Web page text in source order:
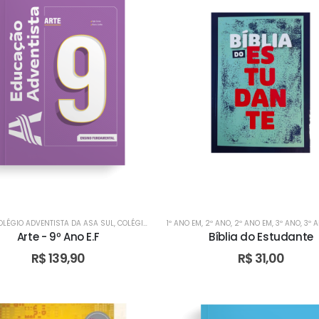
ADVENTISTA DA ASA SUL, COLÉGIO ADVENTISTA DE ÁGUAS CLARAS ,COLÉGIO
Arte - 9º Ano E.F
R$139,90
1º ANO EM, 2º ANO, 2º ANO EM, 3º ANO, 3º
Bíblia do Estudante
R$ 31,00